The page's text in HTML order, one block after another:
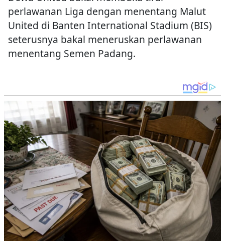
perlawanan Liga dengan menentang Malut
United di Banten International Stadium (BIS)
seterusnya bakal meneruskan perlawanan
menentang Semen Padang.